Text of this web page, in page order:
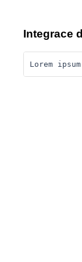
Integrace
Lorem